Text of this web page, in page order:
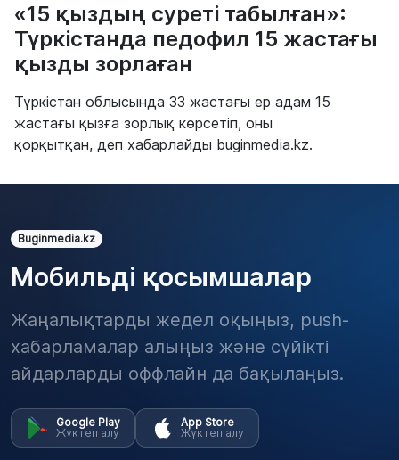
«15 қыздың суреті табылған»:
Түркістанда педофил 15 жастағы
қызды зорлаған
Түркістан облысында 33 жастағы ер адам 15
жастағы қызға зорлық көрсетіп, оны
қорқытқан, деп хабарлайды buginmedia.kz.
Buginmedia.kz
Мобильді қосымшалар
Жаңалықтарды жедел оқыңыз, push-
хабарламалар алыңыз және сүйікті
айдарларды оффлайн да бақылаңыз.
Google Play
Жүктеп алу
App Store
Жүктеп алу